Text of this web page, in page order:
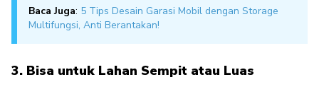
Baca Juga: 5 Tips Desain Garasi Mobil dengan Storage
Multifungsi, Anti Berantakan!
3. Bisa untuk Lahan Sempit atau Luas